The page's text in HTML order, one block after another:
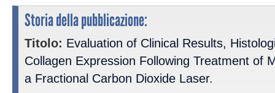
Storia della pubblicazione:
Titolo: Evaluation of Clinical Results,
Collagen Expression Following Treatment of
a Fractional Carbon Dioxide Laser.